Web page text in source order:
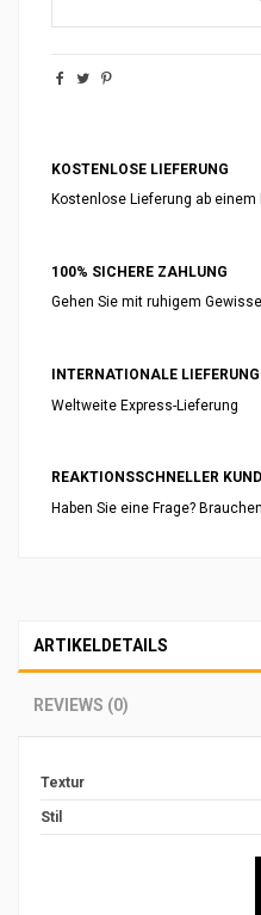
KOSTENLOSE LIEFERUNG
Kostenlose Lieferung ab
100% SICHERE ZAHLUNG
Gehen Sie mit ruhigem
INTERNATIONALE LIEFERUNG
Weltweite Express-Lieferung
REAKTIONSSCHNELLER
Haben Sie eine Frage?
ARTIKELDETAILS
REVIEWS (0)
Textur
Stil